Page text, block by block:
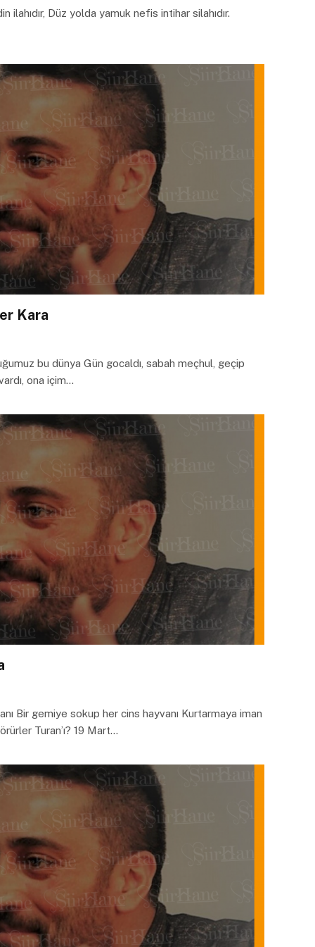
ilahıdır, Düz yolda yamuk nefis intihar silahıdır.
Kara
bu dünya Gün gocaldı, sabah meçhul, geçip
ona içim…
Bir gemiye sokup her cins hayvanı Kurtarmaya iman
Turan’ı? 19 Mart…